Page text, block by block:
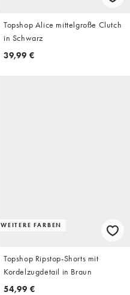
Topshop Alice mittelgroße Clutch
in Schwarz
39,99 €
WEITERE FARBEN
Topshop Ripstop-Shorts mit
Kordelzugdetail in Braun
54,99 €